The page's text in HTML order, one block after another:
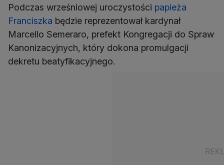
Podczas wrześniowej uroczystości papieża
Franciszka będzie reprezentował kardynał
Marcello Semeraro, prefekt Kongregacji do Spraw
Kanonizacyjnych, który dokona promulgacji
dekretu beatyfikacyjnego.